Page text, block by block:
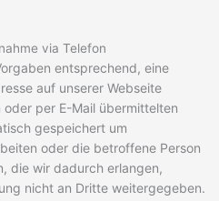
via Telefon
entsprechend, eine
auf unserer Webseite
per E-Mail übermittelten
gespeichert um
oder die betroffene Person
die wir dadurch erlangen,
nicht an Dritte weitergegeben.